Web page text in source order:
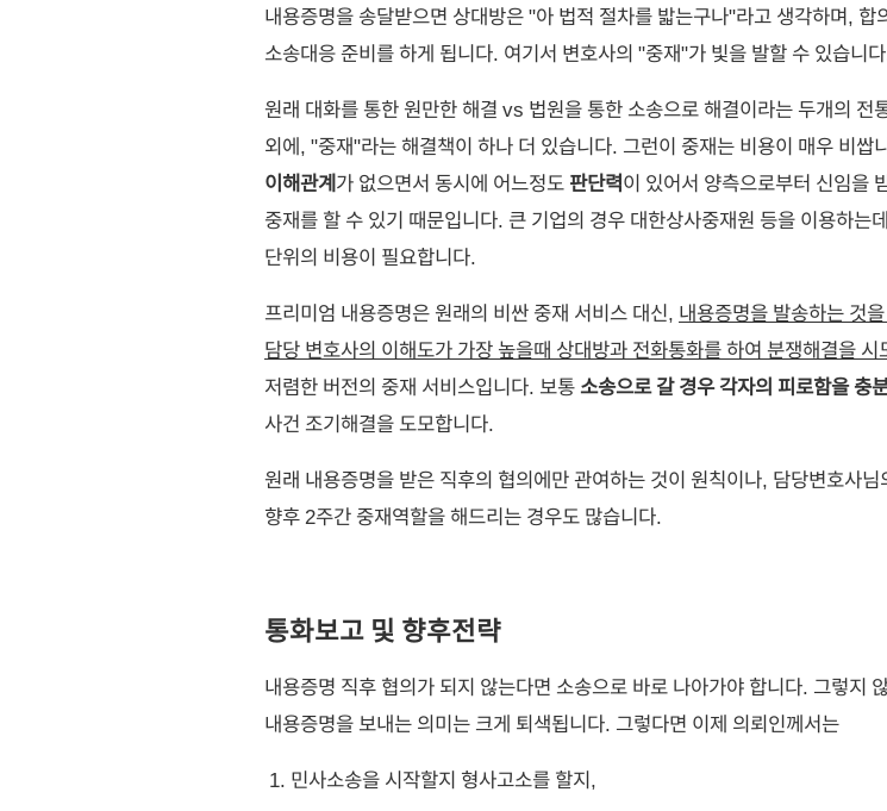
내용증명을 송달받으면 상대방은 "아 법적 절차를 밟는구나"라고 생각하며, 합
소송대응 준비를 하게 됩니다. 여기서 변호사의 "중재"가 빛을 발할 수 있습니
원래 대화를 통한 원만한 해결 vs 법원을 통한 소송으로 해결이라는 두개의 전
외에, "중재"라는 해결책이 하나 더 있습니다. 그런이 중재는 비용이 매우 비쌉
이해관계가 없으면서 동시에 어느정도 판단력이 있어서 양측으로부터 신임을
중재를 할 수 있기 때문입니다. 큰 기업의 경우 대한상사중재원 등을 이용하는
단위의 비용이 필요합니다.
프리미엄 내용증명은 원래의 비싼 중재 서비스 대신, 내용증명을 발송하는 것
담당 변호사의 이해도가 가장 높을때 상대방과 전화통화를 하여 분쟁해결을 시
저렴한 버전의 중재 서비스입니다. 보통소송으로 갈 경우 각자의 피로함을 충
사건 조기해결을 도모합니다.
원래 내용증명을 받은 직후의 협의에만 관여하는 것이 원칙이나, 담당변호사님
향후 2주간 중재역할을 해드리는 경우도 많습니다.
통화보고 및 향후전략
내용증명 직후 협의가 되지 않는다면 소송으로 바로 나아가야 합니다. 그렇지
내용증명을 보내는 의미는 크게 퇴색됩니다. 그렇다면 이제 의뢰인께서는
민사소송을 시작할지 형사고소를 할지,